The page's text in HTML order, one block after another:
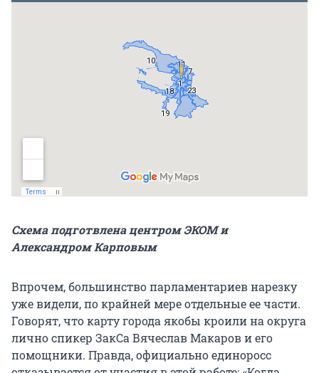
Схема подготвлена центром ЭКОМ и
Александром Карповым
Впрочем, большинство парламентариев нарезку
уже видели, по крайней мере отдельные ее части.
Говорят, что карту города якобы кроили на округа
лично спикер ЗакСа Вячеслав Макаров и его
помощники. Правда, официально единоросс